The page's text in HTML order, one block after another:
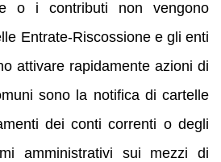
o i contributi non vengono
Entrate-Riscossione e gli enti
attivare rapidamente azioni di
sono la notifica di cartelle
dei conti correnti o degli
amministrativi sui mezzi di